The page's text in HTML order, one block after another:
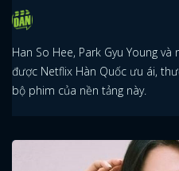
Han So Hee, Park Gyu Young
được Netflix Hàn Quốc ưu ái,
bộ phim của nền tảng này.